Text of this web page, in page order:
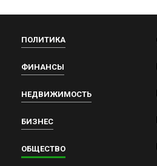
ПОЛИТИКА
ФИНАНСЫ
НЕДВИЖИМОСТЬ
БИЗНЕС
ОБЩЕСТВО